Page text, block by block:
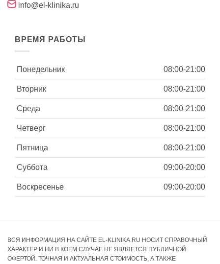
info@el-klinika.ru
ВРЕМЯ РАБОТЫ
Понедельник 08:00-21:00
Вторник 08:00-21:00
Среда 08:00-21:00
Четверг 08:00-21:00
Пятница 08:00-21:00
Суббота 09:00-20:00
Воскресенье 09:00-20:00
ВСЯ ИНФОРМАЦИЯ НА САЙТЕ EL-KLINIKA.RU НОСИТ СПРАВОЧНЫЙ
ХАРАКТЕР И НИ В КОЕМ СЛУЧАЕ НЕ ЯВЛЯЕТСЯ ПУБЛИЧНОЙ
ОФЕРТОЙ. ТОЧНАЯ И АКТУАЛЬНАЯ СТОИМОСТЬ, А ТАКЖЕ